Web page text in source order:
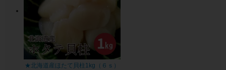
★北海道産ほたて貝柱1kg（６ｓ）